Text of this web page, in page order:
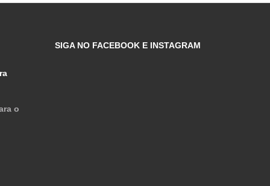
o
SIGA NO FACEBOOK E INSTAGRAM